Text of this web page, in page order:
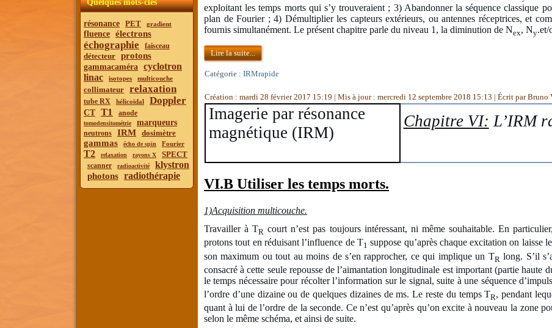
Quelques mots-clés
résonance PET gradient
fluence électrons
échographie faisceau
détecteur protons
gammacaméra cyclotron
linac
isotopes multicouche
collimateur relaxation
tube RX hélicoïdal Doppler
CT T1 anode
tomodensitométrie marqueurs
neutrons IRM dosimètre
gammas écho de spin Fourier
T2 relaxation rayons X SPECT
scanner radioactivité klystron
photons radiothérapie
exploitant les temps morts qui s’y trouveraient ; 3) Abandonner la séquence classique
plan de Fourier ; 4) Démultiplier les capteurs extérieurs, ou antennes réceptrices, et
fournis simultanément. Le présent chapitre parle du niveau 1, la diminution de Nex, Ny.et/
Lire la suite...
Catégorie : IRMrapide
Création : mardi 28 février 2017 15:19 | Mis à jour : mercredi 12 septembre 2018 15:13 | Écrit par Bruno
Imagerie par résonance
magnétique (IRM)
Chapitre VI: L’IRM
VI.B Utiliser les temps morts.
1)Acquisition multicouche.
Travailler à TR court n’est pas toujours intéressant, ni même souhaitable. En
protons tout en réduisant l’influence de T1 suppose qu’après chaque excitation on laisse
son maximum ou tout au moins de s’en rapprocher, ce qui implique un TR long. S’il
consacré à cette seule repousse de l’aimantation longitudinale est important (partie haute
le temps nécessaire pour récolter l’information sur le signal, suite à une séquence
l’ordre d’une dizaine ou de quelques dizaines de ms. Le reste du temps TR, pendant
quant à lui de l’ordre de la seconde. Ce n’est qu’après qu’on excite à nouveau la zone
selon le même schéma, et ainsi de suite.